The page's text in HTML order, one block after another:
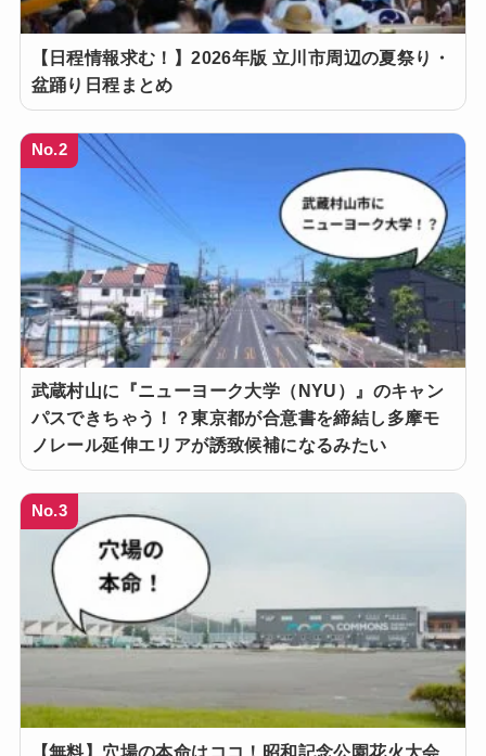
【日程情報求む！】2026年版 立川市周辺の夏祭り・
盆踊り日程まとめ
No.2
武蔵村山に『ニューヨーク大学（NYU）』のキャン
パスできちゃう！？東京都が合意書を締結し多摩モ
ノレール延伸エリアが誘致候補になるみたい
No.3
【無料】穴場の本命はココ！昭和記念公園花火大会